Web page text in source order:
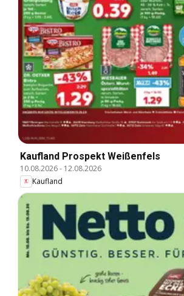
Kaufland Prospekt Weißenfels
10.08.2026- 12.08.2026
Kaufland